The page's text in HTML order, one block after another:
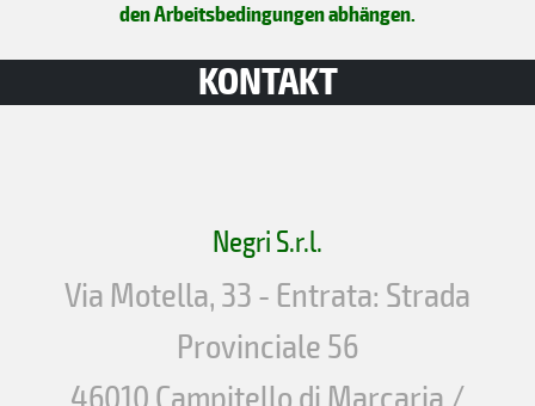
den Arbeitsbedingungen abhängen.
KONTAKT
Negri S.r.l.
Via Motella, 33 - Entrata: Strada
Provinciale 56